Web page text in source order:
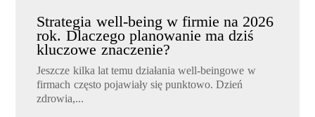
Strategia well-being w firmie na 2026
rok. Dlaczego planowanie ma dziś
kluczowe znaczenie?
Jeszcze kilka lat temu działania well-beingowe w
firmach często pojawiały się punktowo. Dzień
zdrowia,...